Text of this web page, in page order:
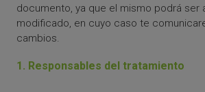
documento, ya que el mismo podrá ser
modificado, en cuyo caso te
cambios.
1. Responsables del tratamiento